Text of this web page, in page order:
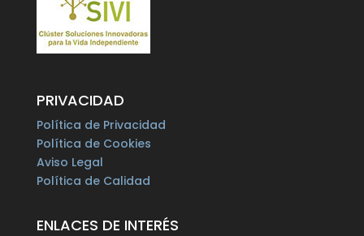
PRIVACIDAD
Política de Privacidad
Política de Cookies
Aviso Legal
Política de Calidad
ENLACES DE INTERÉS